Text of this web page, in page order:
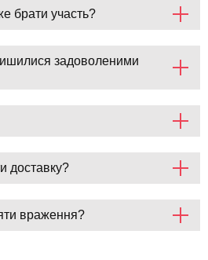
брати участь?
задоволеними
доставку?
враження?